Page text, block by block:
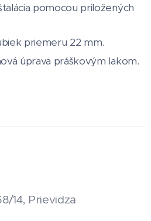
pomocou priložených
priemeru 22 mm.
úprava práškovým lakom.
14, Prievidza